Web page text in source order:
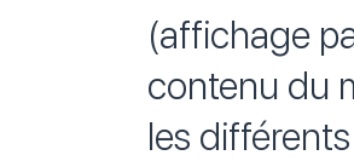
(affichage
contenu du
les